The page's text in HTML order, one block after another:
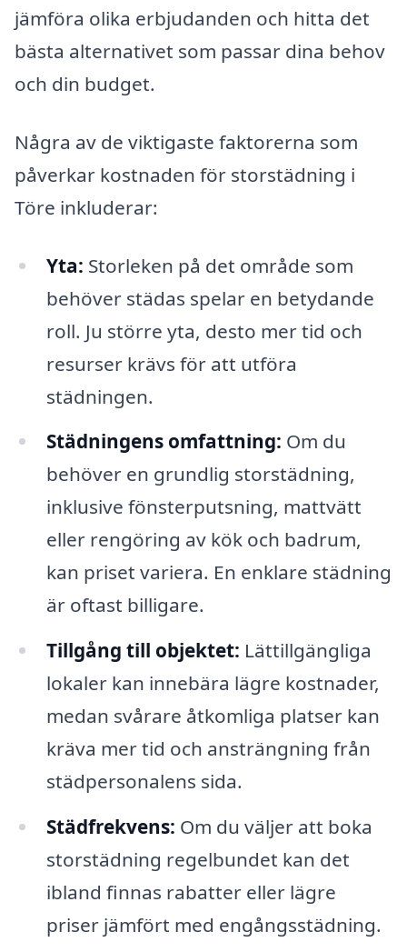
jämföra olika erbjudanden och hitta det
bästa alternativet som passar dina behov
och din budget.
Några av de viktigaste faktorerna som
påverkar kostnaden för storstädning i
Töre inkluderar:
Yta: Storleken på det område som
behöver städas spelar en betydande
roll. Ju större yta, desto mer tid och
resurser krävs för att utföra
städningen.
Städningens omfattning: Om du
behöver en grundlig storstädning,
inklusive fönsterputsning, mattvätt
eller rengöring av kök och badrum,
kan priset variera. En enklare städning
är oftast billigare.
Tillgång till objektet: Lättillgängliga
lokaler kan innebära lägre kostnader,
medan svårare åtkomliga platser kan
kräva mer tid och ansträngning från
städpersonalens sida.
Städfrekvens: Om du väljer att boka
storstädning regelbundet kan det
ibland finnas rabatter eller lägre
priser jämfört med engångsstädning.